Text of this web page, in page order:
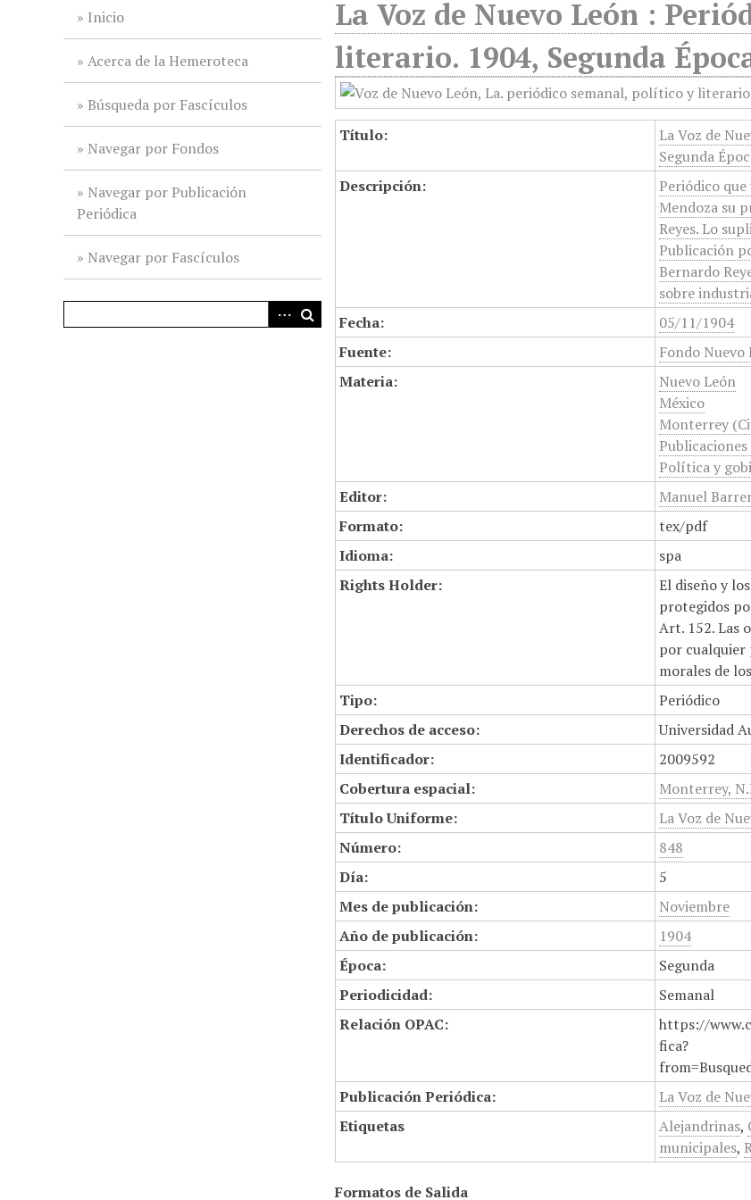
Inicio
Acerca de la Hemeroteca
Búsqueda por Fascículos
Navegar por Fondos
Navegar por Publicación
Periódica
Navegar por Fascículos
La Voz de Nuevo León :
literario. 1904, Segunda
Título:
La Voz de
Segunda
Descripción:
Periódico
Mendoza su
Reyes. Lo
Publicación
Bernardo
sobre
Fecha:
05/11/1904
Fuente:
Fondo Nuevo
Materia:
Nuevo León
México
Monterrey
Política y
Editor:
Manuel
Formato:
tex/pdf
Idioma:
spa
Rights Holder:
El diseño y
protegidos
Art. 152. Las
por cualquier
morales de
Tipo:
Periódico
Derechos de acceso:
Universidad
Identificador:
2009592
Cobertura espacial:
Monterrey,
Título Uniforme:
La Voz de
Número:
848
Día:
5
Mes de publicación:
Noviembre
Año de publicación:
1904
Época:
Segunda
Periodicidad:
Semanal
Relación OPAC:
https://
fica?
Publicación Periódica:
La Voz de
Etiquetas
Alejandrinas,
municipales,
Formatos de Salida